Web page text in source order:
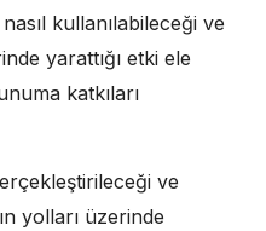
kullanılabileceği ve
yarattığı etki ele
katkıları
ve
yolları üzerinde